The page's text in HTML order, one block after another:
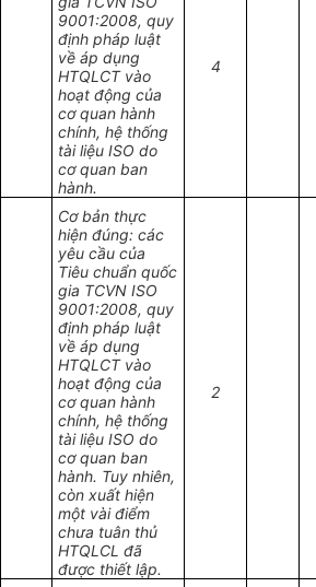
9001:2008, quy
định pháp luật
về áp dụng
HTQLCT vào
hoạt động của
cơ quan hành
chính, hệ thống
tài liệu ISO do
cơ quan ban
hành.
4
Cơ bản thực
hiện đúng: các
yêu cầu của
Tiêu chuẩn quốc
gia TCVN ISO
9001:2008, quy
định pháp luật
về áp dụng
HTQLCT vào
hoạt động của
cơ quan hành
chính, hệ thống
tài liệu ISO do
cơ quan ban
hành. Tuy nhiên,
còn xuất hiện
một vài điểm
chưa tuân thủ
HTQLCL đã
được thiết lập.
2